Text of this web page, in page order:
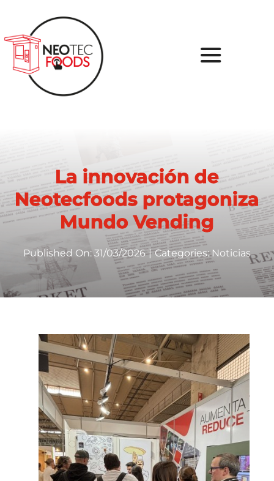
content
Toggle
Tu Proyecto
Soluciones
Casos de Éxito
Noticias
Contacto
La innovación de
Neotecfoods protagoniza
Mundo Vending
Published On: 31/03/2026 | Categories:Noticias